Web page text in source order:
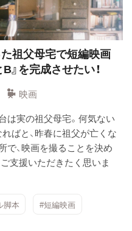
祖父母宅で短編映画
』を完成させたい！
映画
は実の祖父母宅。何気ない
ばと、昨春に祖父が亡くな
で、映画を撮ることを決め
支援いただきたく思いま
脚本 #短編映画